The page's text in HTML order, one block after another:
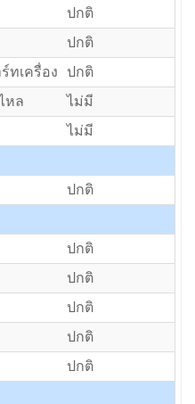
ปกติ
ปกติ
ทเครื่อง
ปกติ
หล
ไม่มี
ไม่มี
ปกติ
ปกติ
ปกติ
ปกติ
ปกติ
ปกติ